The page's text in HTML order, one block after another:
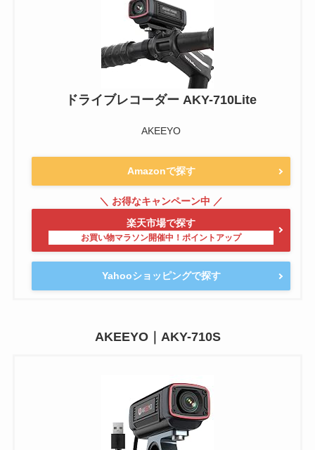
ドライブレコーダー AKY-710Lite
AKEEYO
Amazonで探す
楽天市場で探す
Yahooショッピングで探す
AKEEYO｜AKY-710S